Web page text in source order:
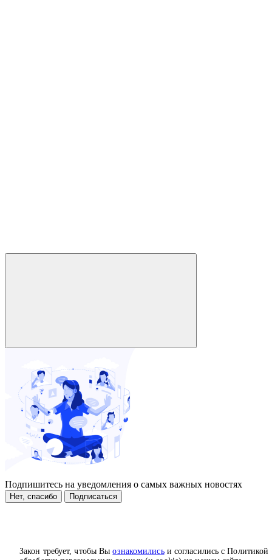
Закон требует, чтобы Выознакомилисьи согласились с Политикой
Подпишитесь на уведомления о самых важных новостях
Нет, спасибо Подписаться